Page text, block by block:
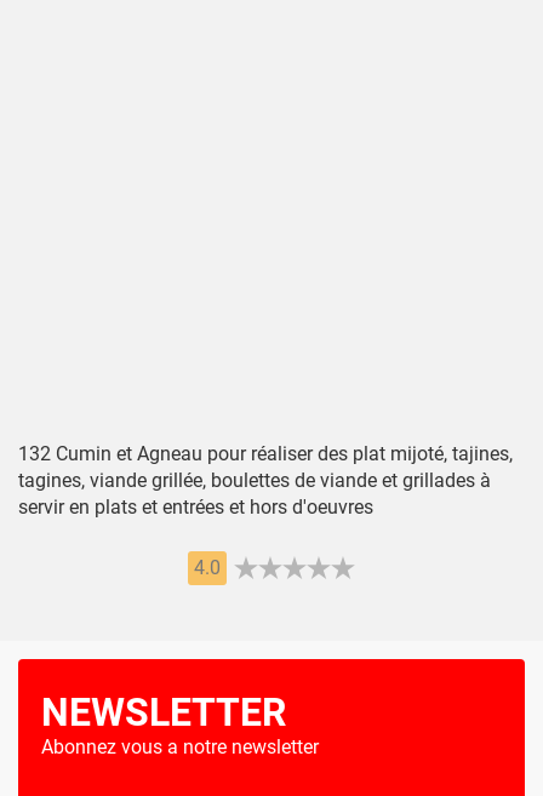
132 Cumin et Agneau pour réaliser des plat mijoté, tajines,
tagines, viande grillée, boulettes de viande et grillades à
servir en plats et entrées et hors d'oeuvres
4.0
NEWSLETTER
Abonnez vous a notre newsletter